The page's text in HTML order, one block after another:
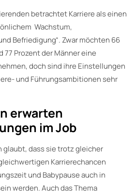
betrachtet Karriere als einen
Wachstum,
Befriedigung“. Zwar möchten 66
77 Prozent der Männer eine
doch sind ihre Einstellungen
und Führungsambitionen sehr
erwarten
im Job
dass sie trotz gleicher
Karrierechancen
und Babypause auch in
werden. Auch das Thema